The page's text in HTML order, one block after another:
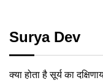
Surya Dev
क्या होता है सूर्य का